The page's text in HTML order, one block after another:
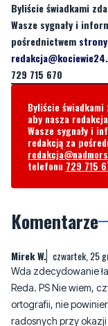
Byliście świadkami
Wasze sygnały i
pośrednictwem
729 715 670
Byliście
aby nasza
Wasze sygnały i
redakcją za
telefonu 729 715
Komentarze
Mirek W. czwartek, 25
Wda zdecydowanie
Reda. PS Nie wiem,
ortografii, nie
radosnych przy